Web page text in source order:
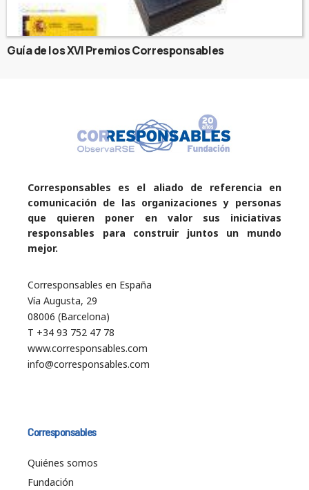
Guía de los XVI Premios Corresponsables
Corresponsables es el aliado de referencia en
comunicación de las organizaciones y personas
que quieren poner en valor sus iniciativas
responsables para construir juntos un mundo
mejor.
Corresponsables en España
Vía Augusta, 29
08006 (Barcelona)
T +34 93 752 47 78
www.corresponsables.com
info@corresponsables.com
Corresponsables
Quiénes somos
Fundación